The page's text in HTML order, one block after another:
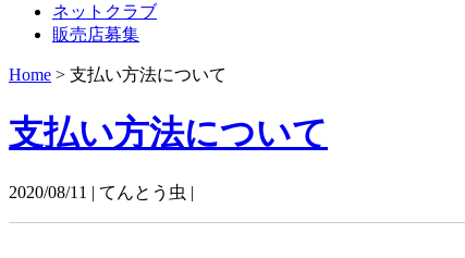
ネットクラブ
販売店募集
Home > 支払い方法について
支払い方法について
2020/08/11 | てんとう虫 |